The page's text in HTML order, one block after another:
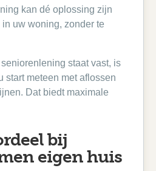
kan dé oplossing zijn
uw woning, zonder te
staat vast, is
start meteen met aflossen
Dat biedt maximale
bij
eigen huis